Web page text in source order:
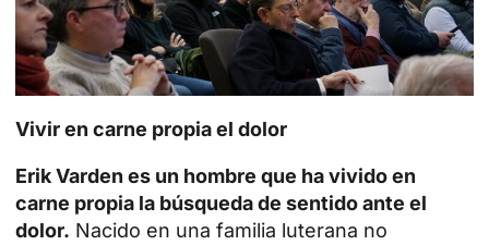
Vivir en carne propia el dolor
Erik Varden es un hombre que ha vivido en
carne propia la búsqueda de sentido ante el
dolor. Nacido en una familia luterana no